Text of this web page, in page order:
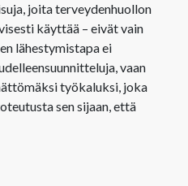
joita terveydenhuollon
käyttää – eivät vain
lähestymistapa ei
vaan
työkaluksi, joka
sen sijaan, että